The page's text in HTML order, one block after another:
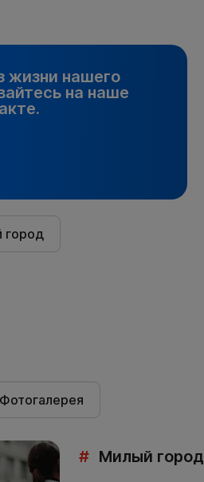
жизни нашего
на наше
город
# Милый город